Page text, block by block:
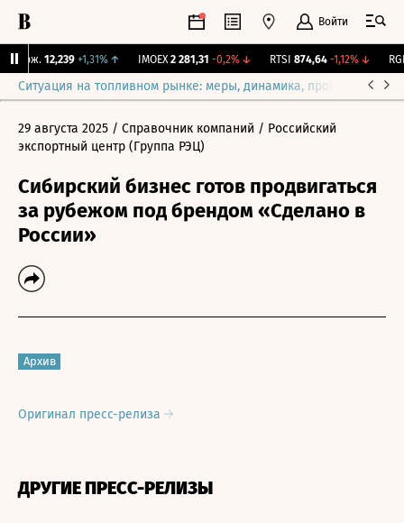
Войти
Бирж. 12,239 +1,31% ↑ IMOEX 2 281,31 -0,2%↓ RTSI 874,64 -1,12%↓ RGBI
Ситуация на топливном рынке: меры, динамика, прогнозы
29 августа 2025 / Справочник компаний / Российский
экспортный центр (Группа РЭЦ)
Сибирский бизнес готов продвигаться
за рубежом под брендом «Сделано в
России»
Архив
Оригинал пресс-релиза
ДРУГИЕ ПРЕСС-РЕЛИЗЫ